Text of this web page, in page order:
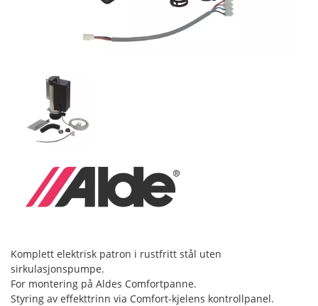
Komplett elektrisk patron i rustfritt stål uten
sirkulasjonspumpe.
For montering på Aldes Comfortpanne.
Styring av effekttrinn via Comfort-kjelens kontrollpanel.